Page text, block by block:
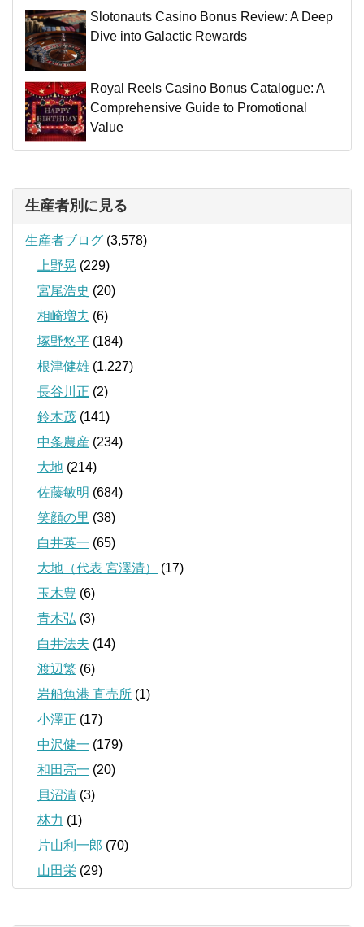
Slotonauts Casino Bonus Review: A Deep
Dive into Galactic Rewards
Royal Reels Casino Bonus Catalogue: A
Comprehensive Guide to Promotional
Value
生産者別に見る
生産者ブログ (3,578)
上野晃 (229)
宮尾浩史 (20)
相崎増夫 (6)
塚野悠平 (184)
根津健雄 (1,227)
長谷川正 (2)
鈴木茂 (141)
中条農産 (234)
大地 (214)
佐藤敏明 (684)
笑顔の里 (38)
白井英一 (65)
大地（代表 宮澤清）
(17)
玉木豊 (6)
青木弘 (3)
白井法夫 (14)
渡辺繁 (6)
岩船魚港 直売所 (1)
小澤正 (17)
中沢健一 (179)
和田亮一 (20)
貝沼清 (3)
林力 (1)
片山利一郎 (70)
山田栄 (29)